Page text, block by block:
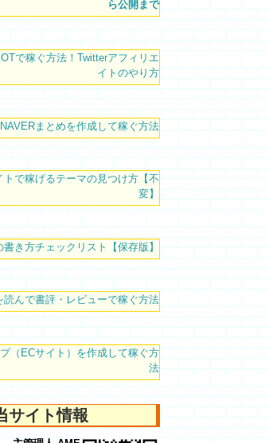
ら公開まで
で稼ぐ方法！Twitterアフィリエ
イトのやり方
NAVERまとめを作成して稼ぐ方法
トで稼げるテーマの見つけ方【不
変】
き方チェックリスト【保存版】
読んで書評・レビューで稼ぐ方法
（ECサイト）を作成して稼ぐ方
法
サイト情報